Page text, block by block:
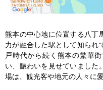
熊本の中心地に位置する八丁
力が融合した駅として知られ
戸時代から続く熊本の繁華
い、賑わいを見せていました
場は、観光客や地元の人々に